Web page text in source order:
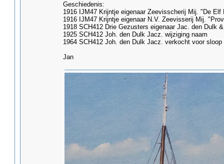
Geschiedenis:
1916 IJM47 Krijntje eigenaar Zeevisscherij Mij. "De Elf
1916 IJM47 Krijntje eigenaar N.V. Zeevisserij Mij.
1918 SCH412 Drie Gezusters eigenaar Jac. den Dulk
1925 SCH412 Joh. den Dulk Jacz. wijziging naam
1964 SCH412 Joh. den Dulk Jacz. verkocht voor
Jan